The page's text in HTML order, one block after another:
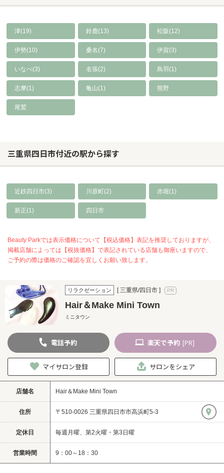
津(19) 鈴鹿(13) 松阪(12)
伊勢(10) 桑名(7) 伊賀(3)
いなべ(3) 名張(2) 鳥羽(1)
志摩(1) 亀山(1) 熊野
尾鷲
三重県四日市付近の駅から探す
近鉄四日市(3) 川原町(2) 赤堀(1)
新正(1) 四日市
Beauty Parkでは表示価格について【税込価格】表記を推奨しておりますが、
掲載店舗によっては【税抜価格】で表記されている店舗も御座いますので、
ご予約の際は価格のご確認を宜しくお願い致します。
リラクゼーション [ 三重県/四日市 ]
Hair＆Make Mini Town
ミニタウン
電話予約 楽天で予約 [PR]
マイサロン登録 サロンをシェア
店舗名 Hair＆Make Mini Town
住所 〒510-0026 三重県四日市市高浜町5-3
定休日 毎週月曜、第2火曜・第3日曜
営業時間 9：00～18：30